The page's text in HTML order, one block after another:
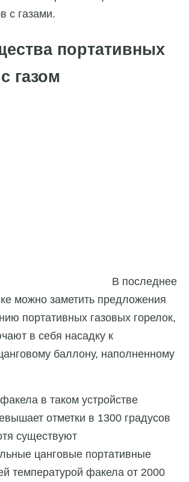
с газами.
портативных
газом
В последнее
можно заметить предложения
портативных газовых горелок,
в себя насадку к
баллону, наполненному
в таком устройстве
отметки в 1300 градусов
существуют
цанговые портативные
температурой факела от 2000